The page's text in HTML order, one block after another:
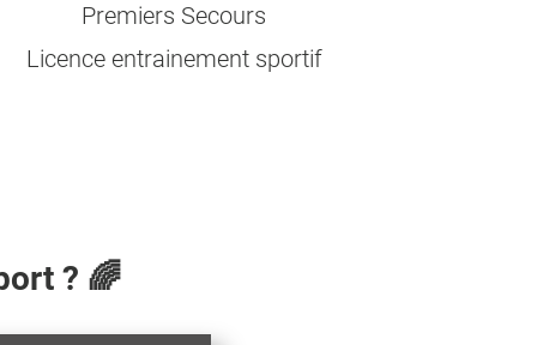
Premiers Secours
Licence entrainement sportif
? 🌈